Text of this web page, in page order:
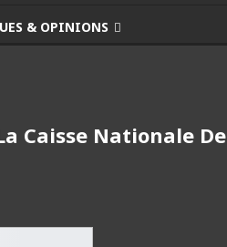
& OPINIONS
Caisse Nationale De